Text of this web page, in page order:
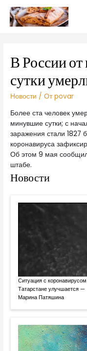
В России от
сутки
Новости / От povar
Более ста человек
минувшие сутки; с
заражения стали 1827
коронавируса
Об этом 9 мая
штабе.
Новости
Ситуация с
Татарстане улучшается —
Марина Патяшина